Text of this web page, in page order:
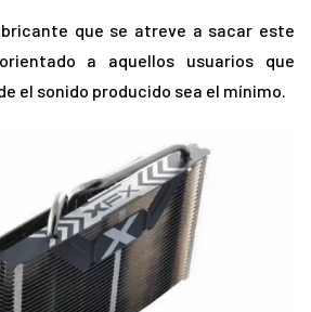
que se atreve a sacar este
a aquellos usuarios que
el sonido producido sea el mínimo.